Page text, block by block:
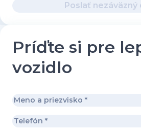
Poslať nezáväzný
Príďte si pre
vozidlo